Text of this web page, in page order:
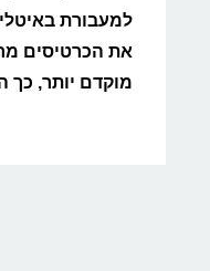
למעבורת
את הכרטיסים
מוקדם יותר, כך